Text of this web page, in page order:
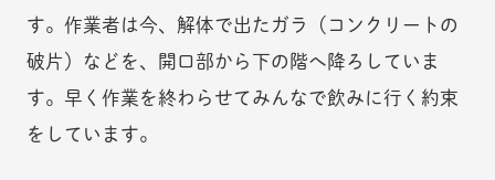
す。作業者は今、解体で出たガラ（コンクリートの
破片）などを、開口部から下の階へ降ろしていま
す。早く作業を終わらせてみんなで飲みに行く約束
をしています。